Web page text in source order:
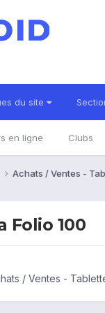
du site
en ligne Clubs
Achats / Ventes -
Folio 100
/ Ventes -